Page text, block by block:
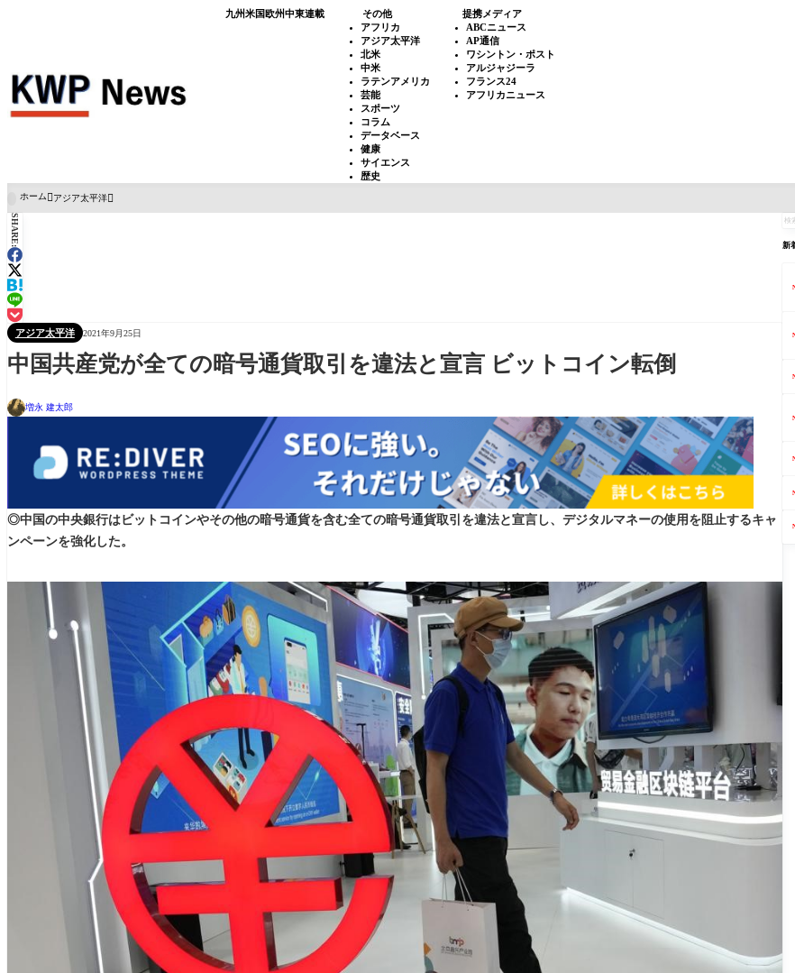
九州米国欧州中東連載
その他
アフリカ
アジア太平洋
北米
中米
ラテンアメリカ
芸能
スポーツ
コラム
データベース
健康
サイエンス
歴史
提携メディア
ABCニュース
AP通信
ワシントン・ポスト
アルジャジーラ
フランス24
アフリカニュース
ホーム アジア太平洋
SHARE:
アジア太平洋 2021年9月25日
中国共産党が全ての暗号通貨取引を違法と宣言 ビットコイン転倒
増永 建太郎
◎中国の中央銀行はビットコインやその他の暗号通貨を含む全ての暗号通貨取引を違法と宣言し、デジタルマネーの使用を阻止するキャ
ンペーンを強化した。
新